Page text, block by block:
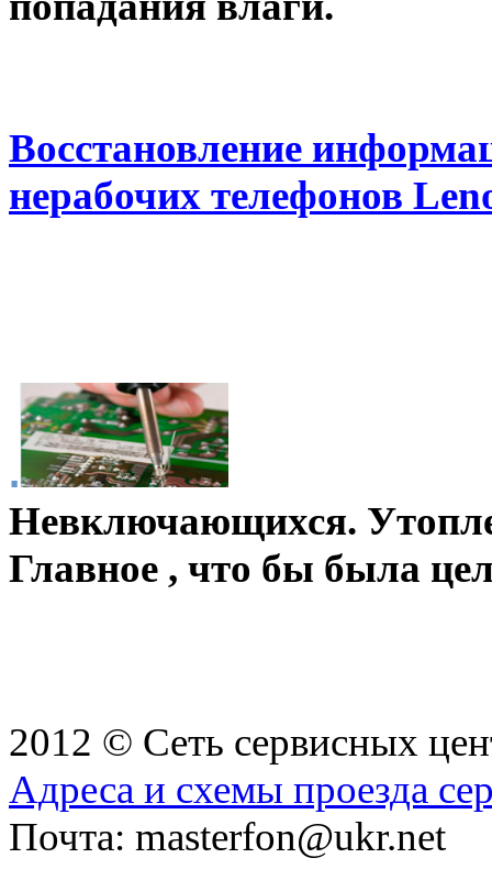
Восстановление
нерабочих телефонов
.
Невключающихся.
Главное , что бы была
2012 © Сеть сервисных
Адреса и схемы проезда
Почта: masterfon@ukr.net